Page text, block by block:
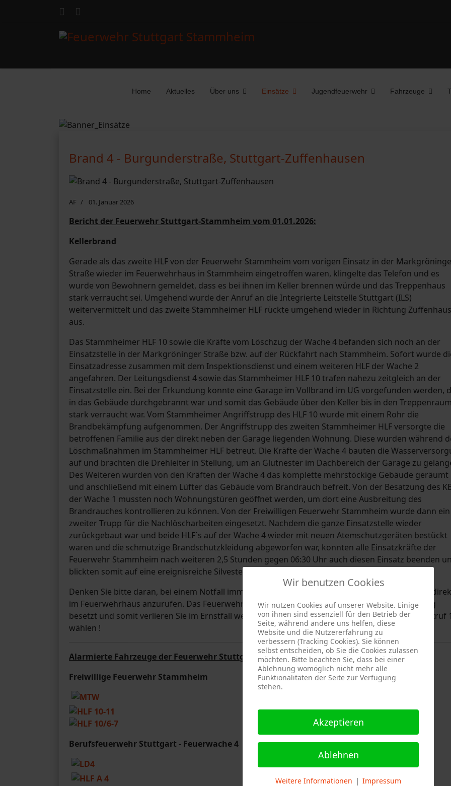
Home Aktuelles Über uns Einsätze Jugendfeuerwehr Fahrzeuge
Brand 4 - Burgunderstraße, Stuttgart-Zuffenhausen
AF 01. Januar 2026
Bericht der Feuerwehr Stuttgart-Stammheim vom 01.01.2026:
Kellerbrand
Gerade als das zweite HLF von der Feuerwehr Stammheim vom vorigen Einsatz in der
Straße wieder im Feuerwehrhaus in Stammheim eingetroffen waren, klingelte das Telefon und es
wurde von Bewohnern gemeldet, dass es bei ihnen im Keller brennen würde und das Treppenhaus
stark verraucht sei. Umgehend wurde der Anruf an die Integrierte Leitstelle Stuttgart (ILS)
weitervermittelt und das zweite Stammheimer HLF rückte umgehend wieder in Richtung
aus.
Das Stammheimer HLF 10 sowie die Kräfte vom Löschzug der Wache 4 befanden sich noch an der
Einsatzstelle in der Markgröninger Straße bzw. auf der Rückfahrt nach Stammheim. Sofort wurde
Einsatzadresse zusammen mit dem Inspektionsdienst und einem weiteren HLF der Wache 2
angefahren. Der Leitungsdienst 4 sowie das Stammheimer HLF 10 trafen nahezu zeitgleich an der
Einsatzstelle ein. Bei der Erkundung konnte eine Garage im Vollbrand im UG vorgefunden werden,
in das Gebäude durchgebrannt war und somit das Gebäude über den Keller bis in den Treppenraum
stark verraucht war. Vom Stammheimer Angriffstrupp des HLF 10 wurde mit einem Rohr die
Brandbekämpfung aufgenommen. Der Angriffstrupp des zweiten Stammheimer HLF versorgte die
betroffenen Familie aus der direkt neben der Garage liegenden Wohnung. Diese wurden während
Löschmaßnahmen im Stammheimer HLF betreut. Die Kräfte der Wache 4 bauten die
auf und brachten die Drehleiter in Stellung, um an Glutnester im Dachbereich der Garage zu
Des Weiteren wurden von den Kräften der Wache 4 das komplette mehrstöckige Gebäude geräumt
und anschließend mit einem Lüfter das Gebäude vom Brandrauch befreit. Von der Besatzung des
der Wache 1 mussten noch Wohnungstüren geöffnet werden, um dort eine Ausbreitung des
Brandrauches kontrollieren zu können. Von der Freiwilligen Feuerwehr Stammheim wurde dann ein
zweiter Trupp für die Nachlöscharbeiten eingesetzt. Nachdem die ganze Einsatzstelle wieder
zurückgebaut war und beide HLF´s auf der Wache 4 wieder mit neuen Atemschutzgeräten bestückt
waren und die schmutzige Brandschutzkleidung abgeworfen war, konnten alle Einsatzkräfte der
Feuerwehr Stammheim nach weiteren 2,5 Stunden gegen 06:30 Uhr auch diesen Einsatz beenden
blickten somit auf eine ereignisreiche Silvesternacht mit insgesamt 5 Einsatzstellen zurück.
Denken Sie bitte daran, bei einem Notfall immer den Notruf über die 112 abzusetzen und nicht
im Feuerwehrhaus anzurufen. Das Feuerwehrhaus einer Freiwilligen Feuerwehr ist nicht ständig
besetzt und somit verlieren Sie im Ernstfall wertvolle Minuten. Daher immer umgehend den Notruf
wählen !
Alarmierte Fahrzeuge der Feuerwehr Stuttgart
Freiwillige Feuerwehr Stammheim
Berufsfeuerwehr Stuttgart - Feuerwache 4
Wir benutzen Cookies
Wir nutzen Cookies auf unserer Website. Einige
von ihnen sind essenziell für den Betrieb der
Seite, während andere uns helfen, diese
Website und die Nutzererfahrung zu
verbessern (Tracking Cookies). Sie können
selbst entscheiden, ob Sie die Cookies zulassen
möchten. Bitte beachten Sie, dass bei einer
Ablehnung womöglich nicht mehr alle
Funktionalitäten der Seite zur Verfügung
stehen.
Akzeptieren
Ablehnen
Weitere Informationen | Impressum